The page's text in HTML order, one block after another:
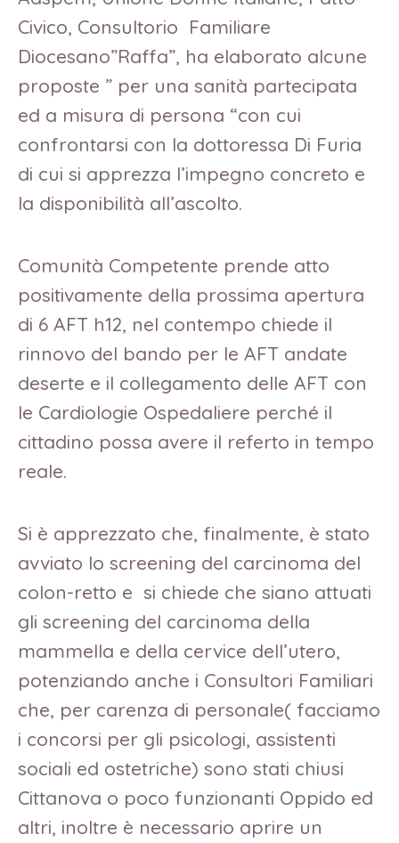
Civico, Consultorio Familiare
Diocesano”Raffa”, ha elaborato alcune
proposte ” per una sanità partecipata
ed a misura di persona “con cui
confrontarsi con la dottoressa Di Furia
di cui si apprezza l’impegno concreto e
la disponibilità all’ascolto.
Comunità Competente prende atto
positivamente della prossima apertura
di 6 AFT h12, nel contempo chiede il
rinnovo del bando per le AFT andate
deserte e il collegamento delle AFT con
le Cardiologie Ospedaliere perché il
cittadino possa avere il referto in tempo
reale.
Si è apprezzato che, finalmente, è stato
avviato lo screening del carcinoma del
colon-retto e si chiede che siano attuati
gli screening del carcinoma della
mammella e della cervice dell’utero,
potenziando anche i Consultori Familiari
che, per carenza di personale( facciamo
i concorsi per gli psicologi, assistenti
sociali ed ostetriche) sono stati chiusi
Cittanova o poco funzionanti Oppido ed
altri, inoltre è necessario aprire un